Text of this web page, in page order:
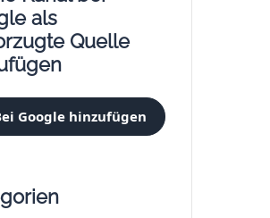
als
Quelle
Google hinzufügen